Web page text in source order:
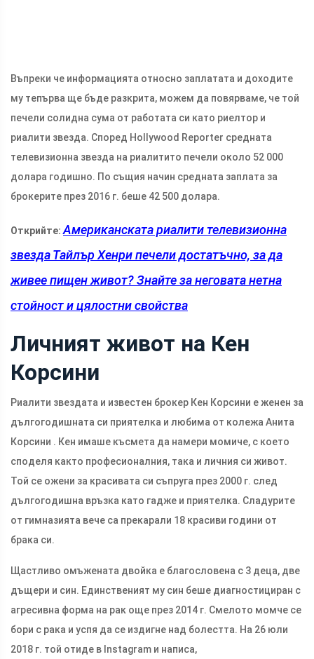
Въпреки че информацията относно заплатата и доходите
му тепърва ще бъде разкрита, можем да повярваме, че той
печели солидна сума от работата си като риелтор и
риалити звезда. Според Hollywood Reporter средната
телевизионна звезда на риалитито печели около 52 000
долара годишно. По същия начин средната заплата за
брокерите през 2016 г. беше 42 500 долара.
Открийте: Американската риалити телевизионна
звезда Тайлър Хенри печели достатъчно, за да
живее пищен живот? Знайте за неговата нетна
стойност и цялостни свойства
Личният живот на Кен
Корсини
Риалити звездата и известен брокер Кен Корсини е женен за
дългогодишната си приятелка и любима от колежа Анита
Корсини . Кен имаше късмета да намери момиче, с което
споделя както професионалния, така и личния си живот.
Той се ожени за красивата си съпруга през 2000 г. след
дългогодишна връзка като гадже и приятелка. Сладурите
от гимназията вече са прекарали 18 красиви години от
брака си.
Щастливо омъжената двойка е благословена с 3 деца, две
дъщери и син. Единственият му син беше диагностициран с
агресивна форма на рак още през 2014 г. Смелото момче се
бори с рака и успя да се издигне над болестта. На 26 юли
2018 г. той отиде в Instagram и написа,